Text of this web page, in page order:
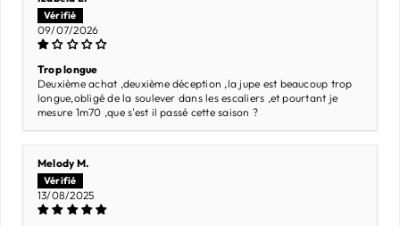
09/07/2026
Trop longue
Deuxième achat ,deuxième déception ,la jupe est beaucoup trop
longue,obligé de la soulever dans les escaliers ,et pourtant je
mesure 1m70 ,que s'est il passé cette saison ?
Melody M.
13/08/2025